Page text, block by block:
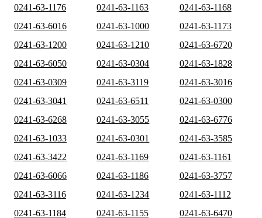
0241-63-1176
0241-63-1163
0241-63-1168
0241-63-6016
0241-63-1000
0241-63-1173
0241-63-1200
0241-63-1210
0241-63-6720
0241-63-6050
0241-63-0304
0241-63-1828
0241-63-0309
0241-63-3119
0241-63-3016
0241-63-3041
0241-63-6511
0241-63-0300
0241-63-6268
0241-63-3055
0241-63-6776
0241-63-1033
0241-63-0301
0241-63-3585
0241-63-3422
0241-63-1169
0241-63-1161
0241-63-6066
0241-63-1186
0241-63-3757
0241-63-3116
0241-63-1234
0241-63-1112
0241-63-1184
0241-63-1155
0241-63-6470